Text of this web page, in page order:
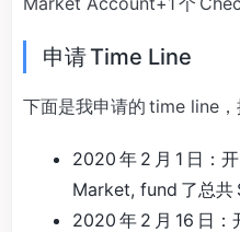
申请 Time Line
下面是我申请的 time line
2020 年 2 月 1 日：
Market, fund 了总共
2020 年 2 月 16 日